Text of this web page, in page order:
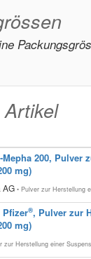
200, Pulver
mg)
AG • Pulver zur Herstellung
®, Pulver zur
mg)
zur Herstellung einer